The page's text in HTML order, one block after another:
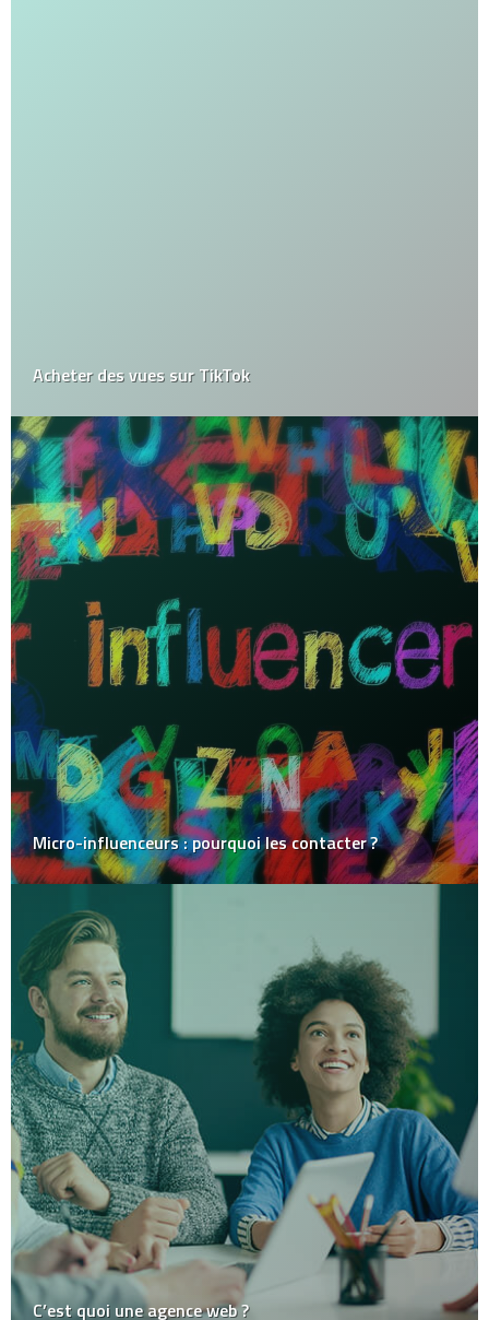
Acheter des vues sur TikTok
Micro-influenceurs : pourquoi les contacter ?
C’est quoi une agence web ?